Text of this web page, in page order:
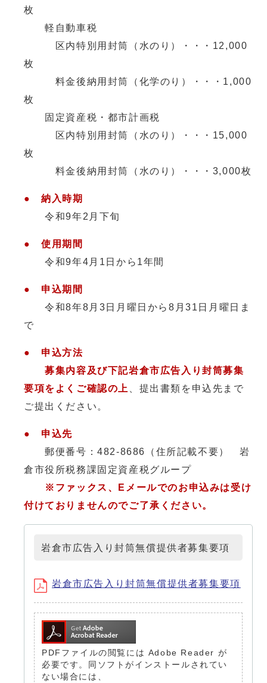
枚
軽自動車税
区内特別用封筒（水のり）・・・12,000
枚
料金後納用封筒（化学のり）・・・1,000
枚
固定資産税・都市計画税
区内特別用封筒（水のり）・・・15,000
枚
料金後納用封筒（水のり）・・・3,000枚
● 納入時期
令和9年2月下旬
● 使用期間
令和9年4月1日から1年間
● 申込期間
令和8年8月3日月曜日から8月31日月曜日ま
で
● 申込方法
募集内容及び下記岩倉市広告入り封筒募集
要項をよくご確認の上
、提出書類を申込先まで
ご提出ください。
● 申込先
郵便番号：482-8686（住所記載不要） 岩
倉市役所税務課固定資産税グループ
※ファックス、Eメールでのお申込みは受け
付けておりませんのでご了承ください。
岩倉市広告入り封筒無償提供者募集要項
岩倉市広告入り封筒無償提供者募集要項
PDFファイルの閲覧には Adobe Reader が
必要です。同ソフトがインストールされてい
ない場合には、